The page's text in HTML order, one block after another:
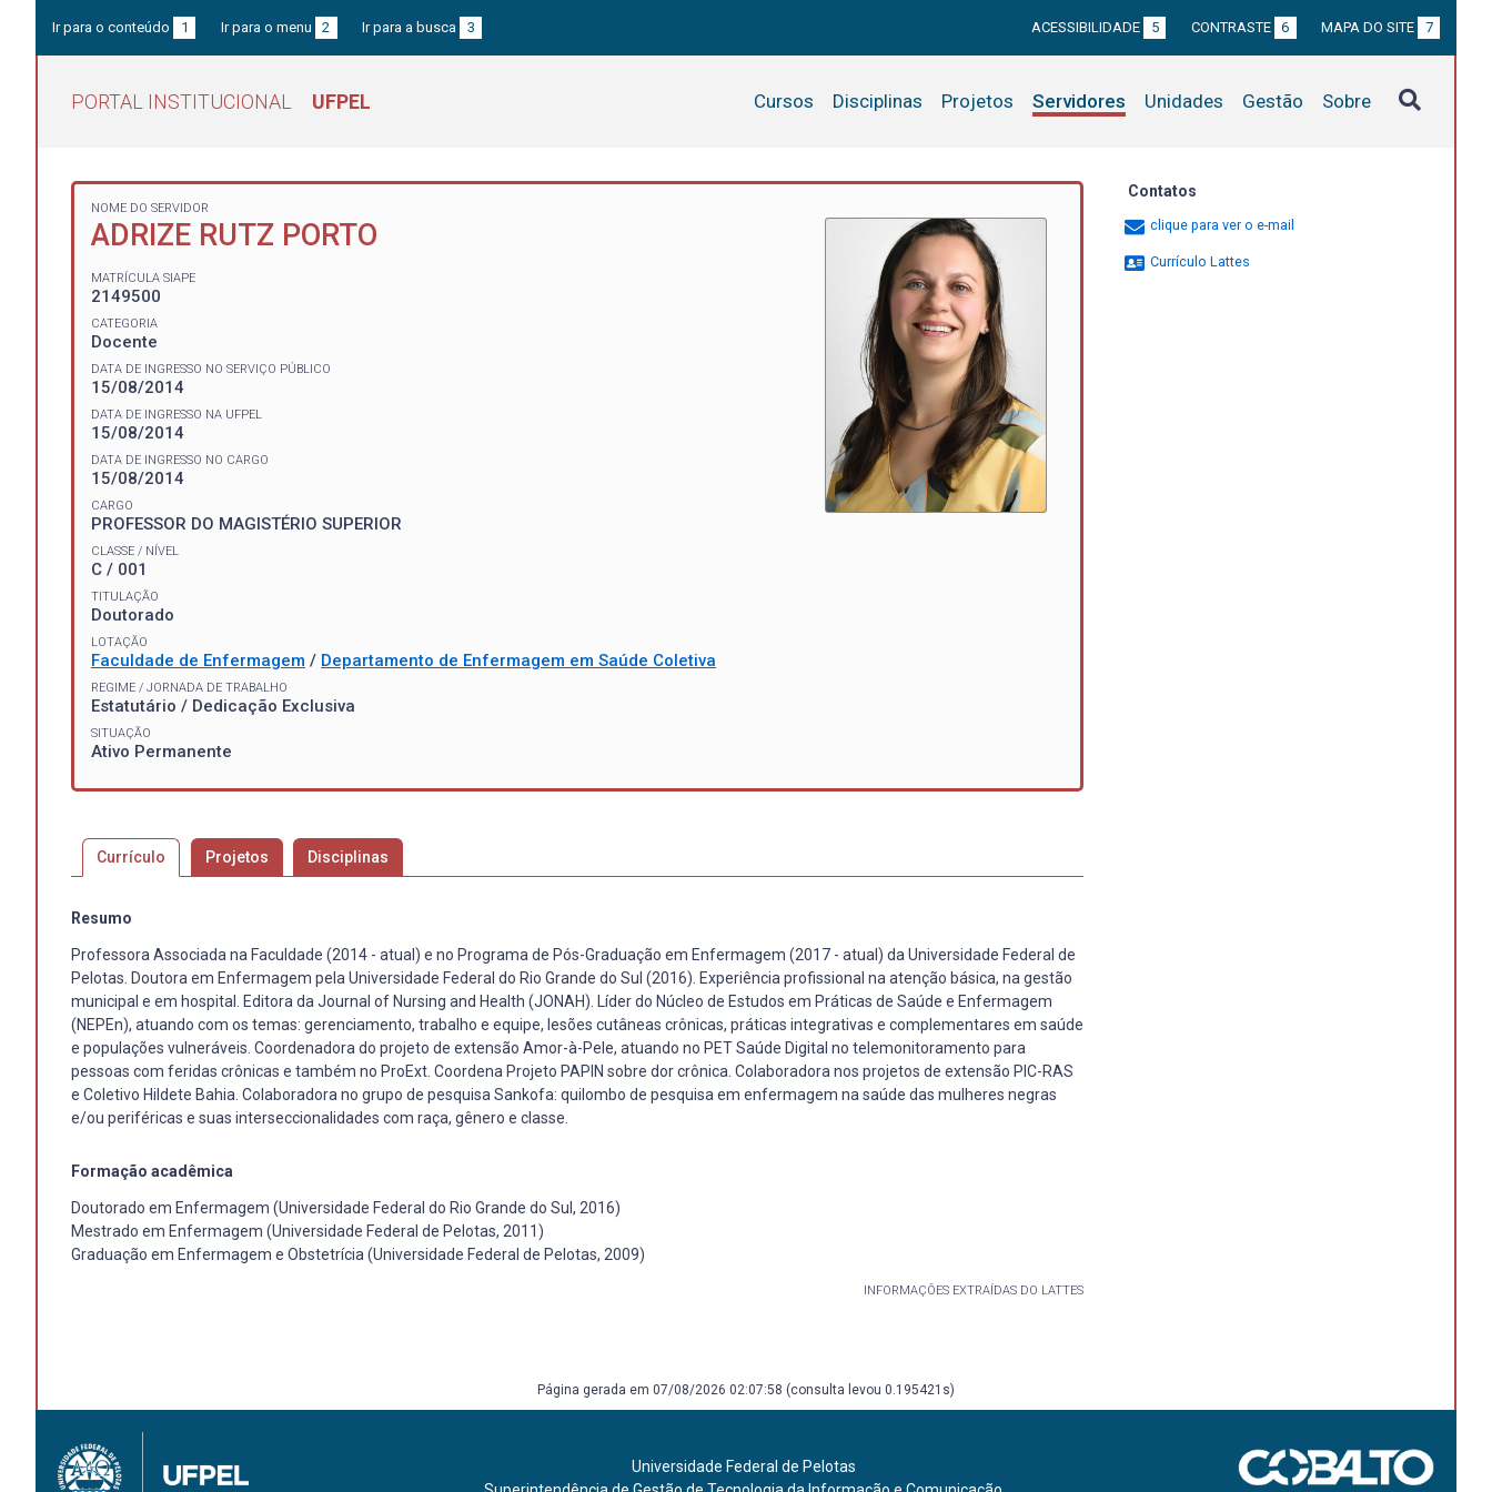
Ir para o conteúdo 1 Ir para o menu 2 Ir para a busca 3 ACESSIBILIDADE 5 CONTRASTE 6 MAPA DO SITE 7
PORTAL INSTITUCIONAL UFPEL Cursos Disciplinas Projetos Servidores Unidades Gestão Sobre
NOME DO SERVIDOR
ADRIZE RUTZ PORTO
MATRÍCULA SIAPE
2149500
CATEGORIA
Docente
DATA DE INGRESSO NO SERVIÇO PÚBLICO
15/08/2014
DATA DE INGRESSO NA UFPEL
15/08/2014
DATA DE INGRESSO NO CARGO
15/08/2014
CARGO
PROFESSOR DO MAGISTÉRIO SUPERIOR
CLASSE / NÍVEL
C / 001
TITULAÇÃO
Doutorado
LOTAÇÃO
Faculdade de Enfermagem / Departamento de Enfermagem em Saúde Coletiva
REGIME / JORNADA DE TRABALHO
Estatutário / Dedicação Exclusiva
SITUAÇÃO
Ativo Permanente
Currículo Projetos Disciplinas
Resumo
Professora Associada na Faculdade (2014 - atual) e no Programa de Pós-Graduação em Enfermagem (2017 - atual) da Universidade Federal de
Pelotas. Doutora em Enfermagem pela Universidade Federal do Rio Grande do Sul (2016). Experiência profissional na atenção básica, na gestão
municipal e em hospital. Editora da Journal of Nursing and Health (JONAH). Líder do Núcleo de Estudos em Práticas de Saúde e Enfermagem
(NEPEn), atuando com os temas: gerenciamento, trabalho e equipe, lesões cutâneas crônicas, práticas integrativas e complementares em saúde
e populações vulneráveis. Coordenadora do projeto de extensão Amor-à-Pele, atuando no PET Saúde Digital no telemonitoramento para
pessoas com feridas crônicas e também no ProExt. Coordena Projeto PAPIN sobre dor crônica. Colaboradora nos projetos de extensão PIC-RAS
e Coletivo Hildete Bahia. Colaboradora no grupo de pesquisa Sankofa: quilombo de pesquisa em enfermagem na saúde das mulheres negras
e/ou periféricas e suas interseccionalidades com raça, gênero e classe.
Formação acadêmica
Doutorado em Enfermagem (Universidade Federal do Rio Grande do Sul, 2016)
Mestrado em Enfermagem (Universidade Federal de Pelotas, 2011)
Graduação em Enfermagem e Obstetrícia (Universidade Federal de Pelotas, 2009)
INFORMAÇÕES EXTRAÍDAS DO LATTES
Contatos
clique para ver o e-mail
Currículo Lattes
Página gerada em 07/08/2026 02:07:58 (consulta levou 0.195421s)
Universidade Federal de Pelotas